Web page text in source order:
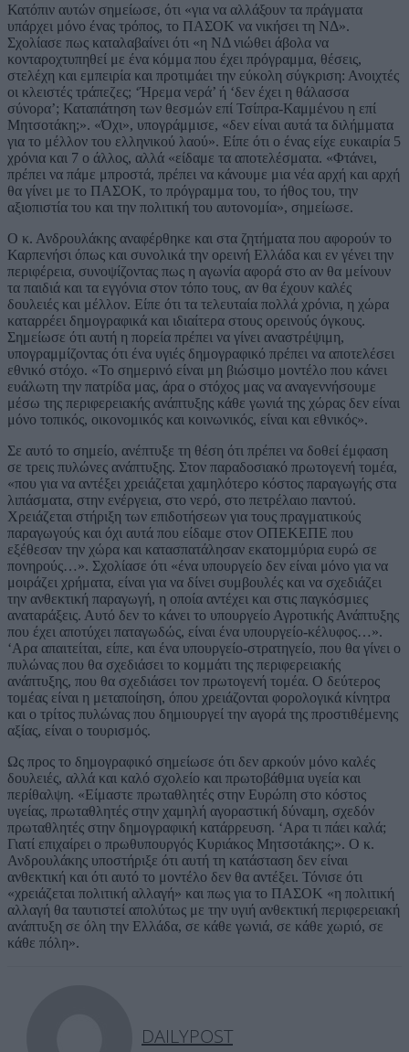
Κατόπιν αυτών σημείωσε, ότι «για να αλλάξουν τα πράγματα
υπάρχει μόνο ένας τρόπος, το ΠΑΣΟΚ να νικήσει τη ΝΔ».
Σχολίασε πως καταλαβαίνει ότι «η ΝΔ νιώθει άβολα να
κονταροχτυπηθεί με ένα κόμμα που έχει πρόγραμμα, θέσεις,
στελέχη και εμπειρία και προτιμάει την εύκολη σύγκριση: Ανοιχτές
οι κλειστές τράπεζες; ‘Ήρεμα νερά’ ή ‘δεν έχει η θάλασσα
σύνορα’; Καταπάτηση των θεσμών επί Τσίπρα-Καμμένου η επί
Μητσοτάκη;». «Όχι», υπογράμμισε, «δεν είναι αυτά τα διλήμματα
για το μέλλον του ελληνικού λαού». Είπε ότι ο ένας είχε ευκαιρία 5
χρόνια και 7 ο άλλος, αλλά «είδαμε τα αποτελέσματα. «Φτάνει,
πρέπει να πάμε μπροστά, πρέπει να κάνουμε μια νέα αρχή και αρχή
θα γίνει με το ΠΑΣΟΚ, το πρόγραμμα του, το ήθος του, την
αξιοπιστία του και την πολιτική του αυτονομία», σημείωσε.
Ο κ. Ανδρουλάκης αναφέρθηκε και στα ζητήματα που αφορούν το
Καρπενήσι όπως και συνολικά την ορεινή Ελλάδα και εν γένει την
περιφέρεια, συνοψίζοντας πως η αγωνία αφορά στο αν θα μείνουν
τα παιδιά και τα εγγόνια στον τόπο τους, αν θα έχουν καλές
δουλειές και μέλλον. Είπε ότι τα τελευταία πολλά χρόνια, η χώρα
καταρρέει δημογραφικά και ιδιαίτερα στους ορεινούς όγκους.
Σημείωσε ότι αυτή η πορεία πρέπει να γίνει αναστρέψιμη,
υπογραμμίζοντας ότι ένα υγιές δημογραφικό πρέπει να αποτελέσει
εθνικό στόχο. «Το σημερινό είναι μη βιώσιμο μοντέλο που κάνει
ευάλωτη την πατρίδα μας, άρα ο στόχος μας να αναγεννήσουμε
μέσω της περιφερειακής ανάπτυξης κάθε γωνιά της χώρας δεν είναι
μόνο τοπικός, οικονομικός και κοινωνικός, είναι και εθνικός».
Σε αυτό το σημείο, ανέπτυξε τη θέση ότι πρέπει να δοθεί έμφαση
σε τρεις πυλώνες ανάπτυξης. Στον παραδοσιακό πρωτογενή τομέα,
«που για να αντέξει χρειάζεται χαμηλότερο κόστος παραγωγής στα
λιπάσματα, στην ενέργεια, στο νερό, στο πετρέλαιο παντού.
Χρειάζεται στήριξη των επιδοτήσεων για τους πραγματικούς
παραγωγούς και όχι αυτά που είδαμε στον ΟΠΕΚΕΠΕ που
εξέθεσαν την χώρα και κατασπατάλησαν εκατομμύρια ευρώ σε
πονηρούς…». Σχολίασε ότι «ένα υπουργείο δεν είναι μόνο για να
μοιράζει χρήματα, είναι για να δίνει συμβουλές και να σχεδιάζει
την ανθεκτική παραγωγή, η οποία αντέχει και στις παγκόσμιες
αναταράξεις. Αυτό δεν το κάνει το υπουργείο Αγροτικής Ανάπτυξης
που έχει αποτύχει παταγωδώς, είναι ένα υπουργείο-κέλυφος…».
‘Αρα απαιτείται, είπε, και ένα υπουργείο-στρατηγείο, που θα γίνει ο
πυλώνας που θα σχεδιάσει το κομμάτι της περιφερειακής
ανάπτυξης, που θα σχεδιάσει τον πρωτογενή τομέα. Ο δεύτερος
τομέας είναι η μεταποίηση, όπου χρειάζονται φορολογικά κίνητρα
και ο τρίτος πυλώνας που δημιουργεί την αγορά της προστιθέμενης
αξίας, είναι ο τουρισμός.
Ως προς το δημογραφικό σημείωσε ότι δεν αρκούν μόνο καλές
δουλειές, αλλά και καλό σχολείο και πρωτοβάθμια υγεία και
περίθαλψη. «Είμαστε πρωταθλητές στην Ευρώπη στο κόστος
υγείας, πρωταθλητές στην χαμηλή αγοραστική δύναμη, σχεδόν
πρωταθλητές στην δημογραφική κατάρρευση. ‘Αρα τι πάει καλά;
Γιατί επιχαίρει ο πρωθυπουργός Κυριάκος Μητσοτάκης;». Ο κ.
Ανδρουλάκης υποστήριξε ότι αυτή τη κατάσταση δεν είναι
ανθεκτική και ότι αυτό το μοντέλο δεν θα αντέξει. Τόνισε ότι
«χρειάζεται πολιτική αλλαγή» και πως για το ΠΑΣΟΚ «η πολιτική
αλλαγή θα ταυτιστεί απολύτως με την υγιή ανθεκτική περιφερειακή
ανάπτυξη σε όλη την Ελλάδα, σε κάθε γωνιά, σε κάθε χωριό, σε
κάθε πόλη».
DAILYPOST